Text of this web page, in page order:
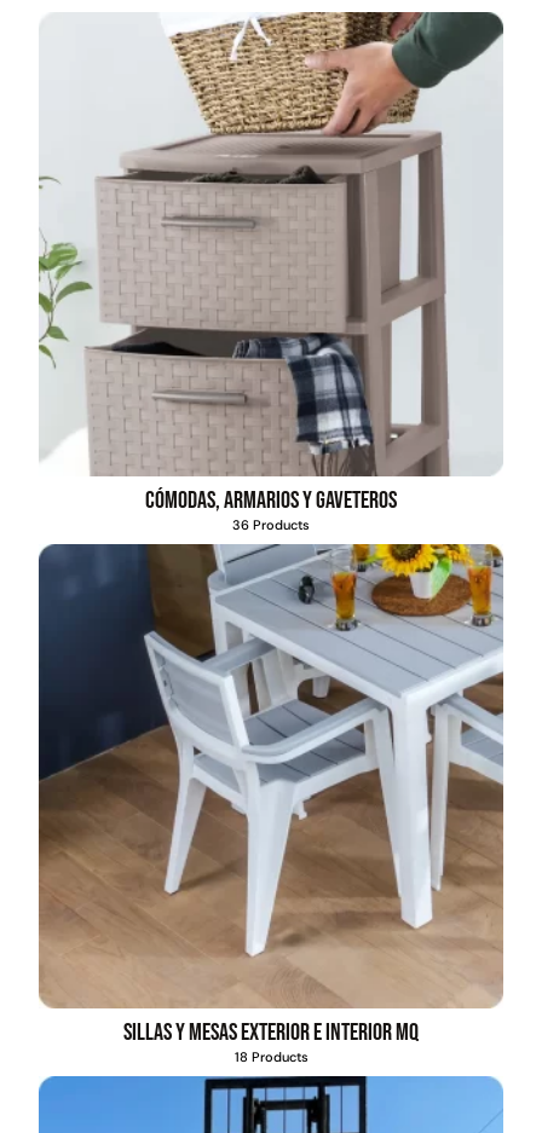
Cómodas, armarios y gaveteros
36 Products
Sillas y mesas exterior e interior MQ
18 Products
Empaquetadura 3/16"
4.8mm neopreno con 1 tela
Agregar al carrito
Explora más productos